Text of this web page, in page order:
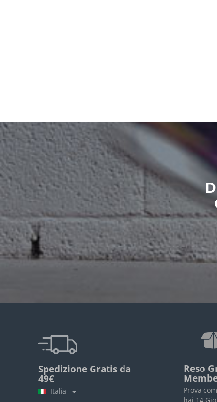
Spedizione Gratis da
49€
Italia
Reso
Prova
hai 14